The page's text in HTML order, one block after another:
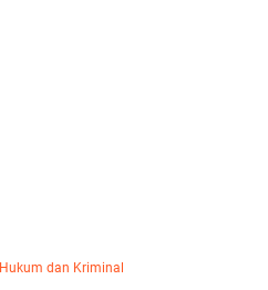
Hukum dan Kriminal